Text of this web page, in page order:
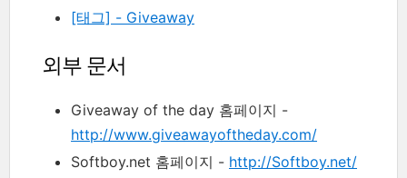
[태그] - Giveaway
외부 문서
Giveaway of the day 홈페이지 -
http://www.giveawayoftheday.com/
Softboy.net 홈페이지 - http://Softboy.net/